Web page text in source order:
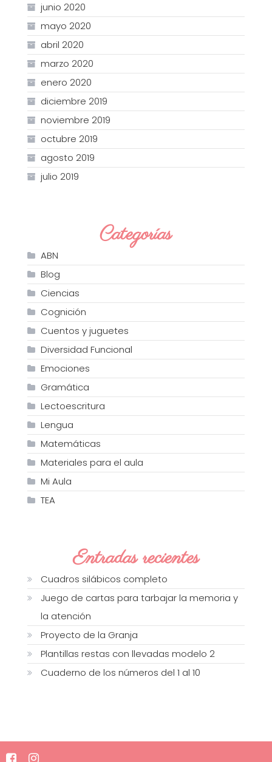
junio 2020
mayo 2020
abril 2020
marzo 2020
enero 2020
diciembre 2019
noviembre 2019
octubre 2019
agosto 2019
julio 2019
Categorías
ABN
Blog
Ciencias
Cognición
Cuentos y juguetes
Diversidad Funcional
Emociones
Gramática
Lectoescritura
Lengua
Matemáticas
Materiales para el aula
Mi Aula
TEA
Entradas recientes
Cuadros silábicos completo
Juego de cartas para tarbajar la memoria y
la atención
Proyecto de la Granja
Plantillas restas con llevadas modelo 2
Cuaderno de los números del 1 al 10